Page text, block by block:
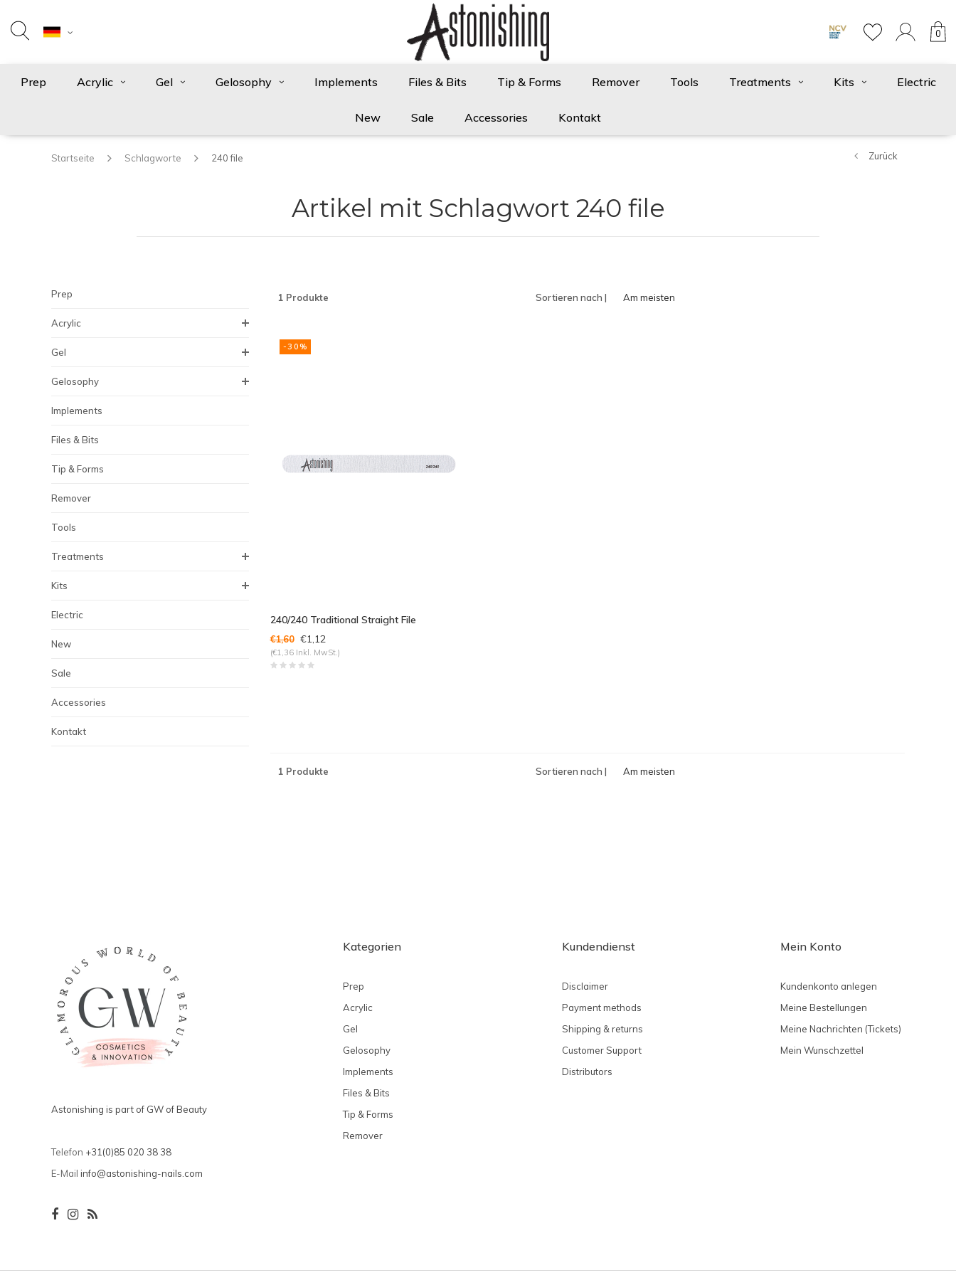
0
Prep Acrylic Gel Gelosophy Implements Files & Bits Tip & Forms Remover Tools Treatments Kits Electric
New Sale Accessories Kontakt
Startseite Schlagworte 240 file Zurück
Artikel mit Schlagwort 240 file
Prep
Acrylic
Gel
Gelosophy
Implements
Files & Bits
Tip & Forms
Remover
Tools
Treatments
Kits
Electric
New
Sale
Accessories
Kontakt
1 Produkte Sortieren nach |
Am meisten
-30%
240/240 Traditional Straight File
€1,60 €1,12
(€1,36 Inkl. MwSt.)
1 Produkte Sortieren nach |
Am meisten
Astonishing is part of GW of Beauty
Telefon +31(0)85 020 38 38
E-Mail info@astonishing-nails.com
Kategorien
Prep
Acrylic
Gel
Gelosophy
Implements
Files & Bits
Tip & Forms
Remover
Kundendienst
Disclaimer
Payment methods
Shipping & returns
Customer Support
Distributors
Mein Konto
Kundenkonto anlegen
Meine Bestellungen
Meine Nachrichten (Tickets)
Mein Wunschzettel